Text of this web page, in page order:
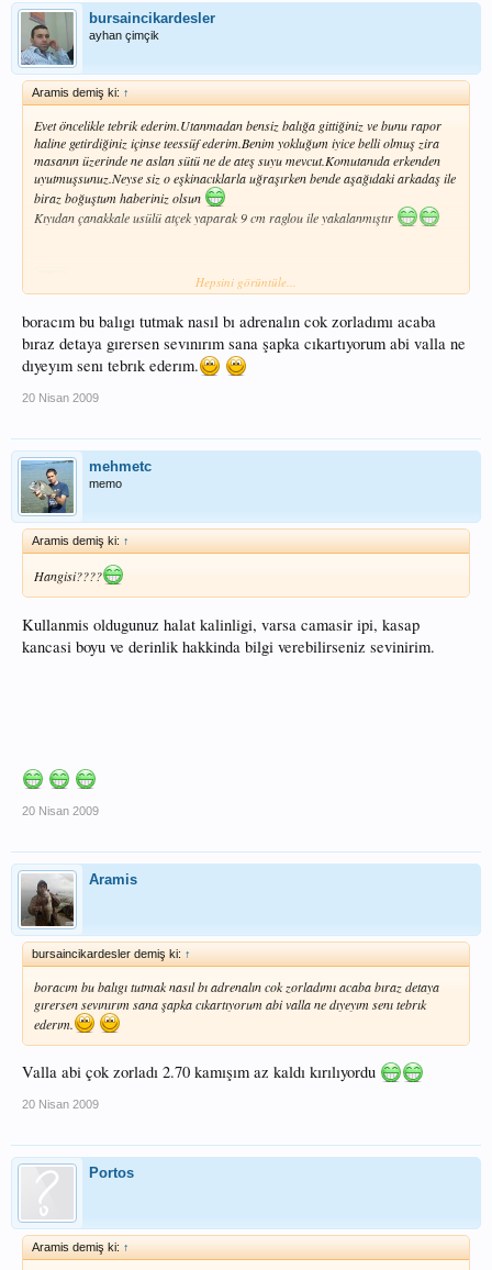
bursaincikardesler
ayhan çimçik
Aramis demiş ki: ↑
Evet öncelikle tebrik ederim.Utanmadan bensiz balığa gittiğiniz ve bunu rapor
haline getirdiğiniz içinse teessüf ederim.Benim yokluğum iyice belli olmuş zira
masanın üzerinde ne aslan sütü ne de ateş suyu mevcut.Komutanıda erkenden
uyutmuşsunuz.Neyse siz o eşkinacıklarla uğraşırken bende aşağıdaki arkadaş ile
biraz boğuştum haberiniz olsun
Kıyıdan çanakkale usülü atçek yaparak 9 cm raglou ile yakalanmıştır
Hepsini görüntüle...
boracım bu balıgı tutmak nasıl bı adrenalın cok zorladımı acaba
bıraz detaya gırersen sevınırım sana şapka cıkartıyorum abi valla ne
dıyeyım senı tebrık ederım.
20 Nisan 2009
mehmetc
memo
Aramis demiş ki: ↑
Hangisi????
Kullanmis oldugunuz halat kalinligi, varsa camasir ipi, kasap
kancasi boyu ve derinlik hakkinda bilgi verebilirseniz sevinirim.
20 Nisan 2009
Aramis
bursaincikardesler demiş ki: ↑
boracım bu balıgı tutmak nasıl bı adrenalın cok zorladımı acaba bıraz detaya
gırersen sevınırım sana şapka cıkartıyorum abi valla ne dıyeyım senı tebrık
ederım.
Valla abi çok zorladı 2.70 kamışım az kaldı kırılıyordu
20 Nisan 2009
Portos
Aramis demiş ki: ↑